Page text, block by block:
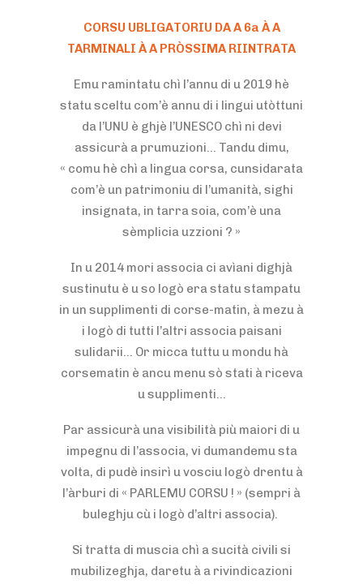
CORSU UBLIGATORIU DA A 6a À A
TARMINALI À A PRÒSSIMA RIINTRATA
Emu ramintatu chì l’annu di u 2019 hè
statu sceltu com’è annu di i lingui utòttuni
da l’UNU è ghjè l’UNESCO chì ni devi
assicurà a prumuzioni… Tandu dimu,
« comu hè chì a lingua corsa, cunsidarata
com’è un patrimoniu di l’umanità, sighi
insignata, in tarra soia, com’è una
sèmplicia uzzioni ? »
In u 2014 mori associa ci avìani dighjà
sustinutu è u so logò era statu stampatu
in un supplimenti di corse-matin, à mezu à
i logò di tutti l’altri associa paisani
sulidarii… Or micca tuttu u mondu hà
corsematin è ancu menu sò stati à riceva
u supplimenti…
Par assicurà una visibilità più maiori di u
impegnu di l’associa, vi dumandemu sta
volta, di pudè insirì u vosciu logò drentu à
l’àrburi di « PARLEMU CORSU ! » (sempri à
buleghju cù i logò d’altri associa).
Si tratta di muscia chì a sucità civili si
mubilizeghja, daretu à a rivindicazioni